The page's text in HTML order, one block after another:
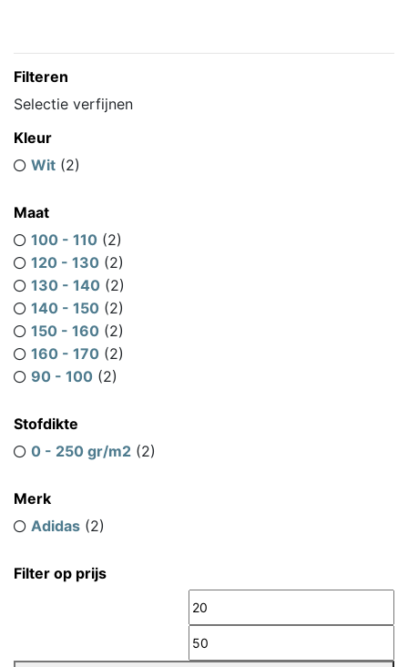
Filteren
Selectie verfijnen
Kleur
Wit (2)
Maat
100 - 110 (2)
120 - 130 (2)
130 - 140 (2)
140 - 150 (2)
150 - 160 (2)
160 - 170 (2)
90 - 100 (2)
Stofdikte
0 - 250 gr/m2 (2)
Merk
Adidas (2)
Filter op prijs
Min.